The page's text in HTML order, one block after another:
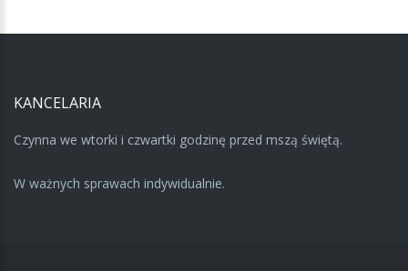
KANCELARIA
Czynna we wtorki i czwartki godzinę przed mszą świętą.
W ważnych sprawach indywidualnie.